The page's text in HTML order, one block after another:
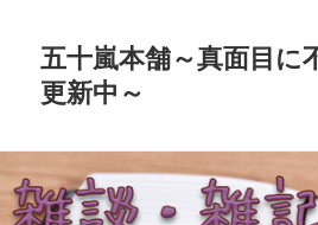
五十嵐本舗～真面目に
更新中～